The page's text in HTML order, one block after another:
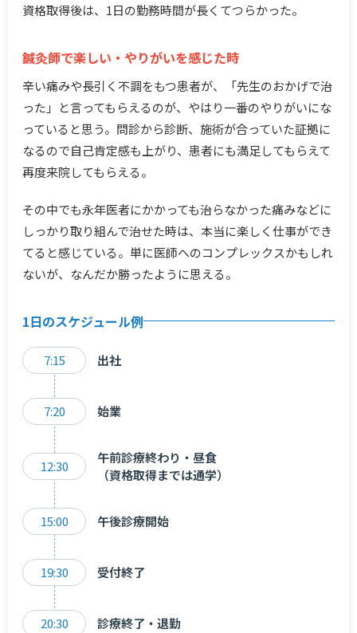
資格取得後は、1日の勤務時間が長くてつらかった。
鍼灸師で楽しい・やりがいを感じた時
辛い痛みや長引く不調をもつ患者が、「先生のおかげで治
った」と言ってもらえるのが、やはり一番のやりがいにな
っていると思う。問診から診断、施術が合っていた証拠に
なるので自己肯定感も上がり、患者にも満足してもらえて
再度来院してもらえる。
その中でも永年医者にかかっても治らなかった痛みなどに
しっかり取り組んで治せた時は、本当に楽しく仕事ができ
てると感じている。単に医師へのコンプレックスかもしれ
ないが、なんだか勝ったように思える。
1日のスケジュール例
7:15 出社
7:20 始業
12:30
午前診療終わり・昼食
（資格取得までは通学）
15:00 午後診療開始
19:30 受付終了
20:30 診療終了・退勤